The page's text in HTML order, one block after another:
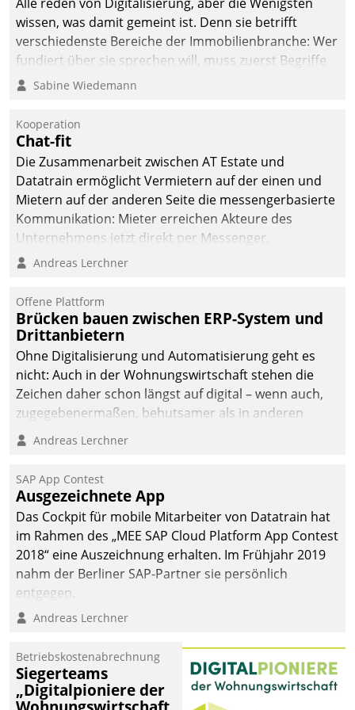
man auf
Cloudtechnologie,
bewährte und Startup-
agile Projektmethoden.
wissen, was damit gemeint ist. Denn sie betrifft
verschiedenste Bereiche der Immobilienbranche: Wer
fundiert über sie sprechen will, muss zuerst Begriffe
klären. Ein Aspekt ist die betriebliche Optimierung:
Einsparungen durch optimierte und automatisierte
Prozesse. Doch man darf nicht zu viel erwarten: Allein
mit der Einführung einer neuen Software ist es nicht
getan. Die Digitalisierung erfordert von Unternehmen
die Bereitschaft, sich zu überprüfen, zu hinterfragen
und zu verändern.
Sabine Wiedemann
Kooperation
Chat-fit
Die Zusammenarbeit zwischen AT Estate und
Datatrain ermöglicht Vermietern auf der einen und
Mietern auf der anderen Seite die messengerbasierte
Kommunikation: Mieter erreichen Akteure des
Unternehmens jetzt direkt per Messenger,
Mitarbeiter oder Dienstleister empfangen oder
Andreas Lerchner
Offene Plattform
Brücken bauen zwischen ERP-System und
Drittanbietern
Ohne Digitalisierung und Automatisierung geht es
nicht: Auch in der Wohnungswirtschaft stehen die
Zeichen daher schon längst auf digital – wenn auch,
zugegebenermaßen, behutsamer als in anderen
Branchen.
Andreas Lerchner
SAP App Contest
Ausgezeichnete App
Das Cockpit für mobile Mitarbeiter von Datatrain hat
im Rahmen des „MEE SAP Cloud Platform App Contest
2018“ eine Auszeichnung erhalten. Im Frühjahr 2019
nahm der Berliner SAP-Partner sie persönlich
entgegen.
Andreas Lerchner
Betriebskostenabrechnung
Siegerteams
„Digitalpioniere der